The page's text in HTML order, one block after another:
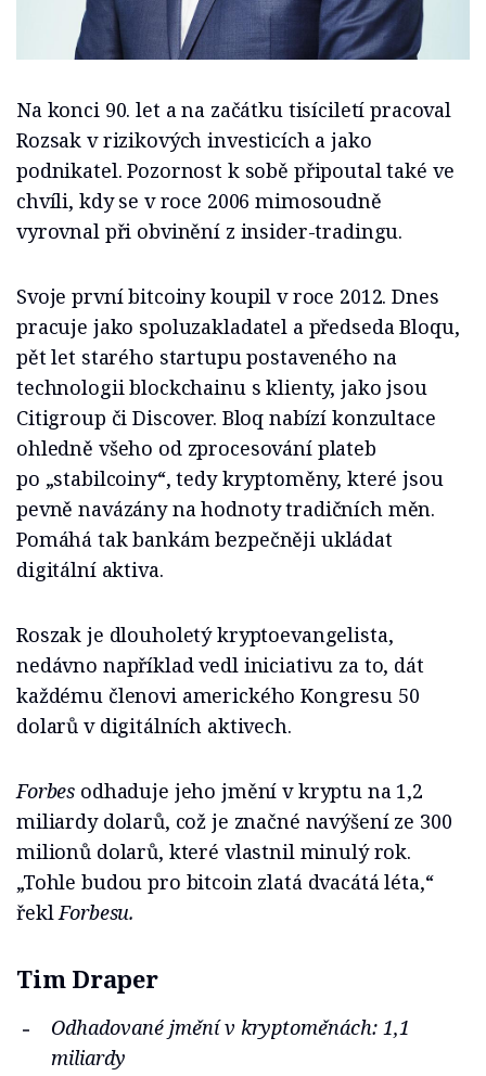
Na konci 90. let a na začátku tisíciletí pracoval
Rozsak v rizikových investicích a jako
podnikatel. Pozornost k sobě připoutal také ve
chvíli, kdy se v roce 2006 mimosoudně
vyrovnal při obvinění z insider-tradingu.
Svoje první bitcoiny koupil v roce 2012. Dnes
pracuje jako spoluzakladatel a předseda Bloqu,
pět let starého startupu postaveného na
technologii blockchainu s klienty, jako jsou
Citigroup či Discover. Bloq nabízí konzultace
ohledně všeho od zprocesování plateb
po „stabilcoiny“, tedy kryptoměny, které jsou
pevně navázány na hodnoty tradičních měn.
Pomáhá tak bankám bezpečněji ukládat
digitální aktiva.
Roszak je dlouholetý kryptoevangelista,
nedávno například vedl iniciativu za to, dát
každému členovi amerického Kongresu 50
dolarů v digitálních aktivech.
Forbes odhaduje jeho jmění v kryptu na 1,2
miliardy dolarů, což je značné navýšení ze 300
milionů dolarů, které vlastnil minulý rok.
„Tohle budou pro bitcoin zlatá dvacátá léta,“
řeklForbesu.
Tim Draper
Odhadované jmění v kryptoměnách: 1,1
miliardy